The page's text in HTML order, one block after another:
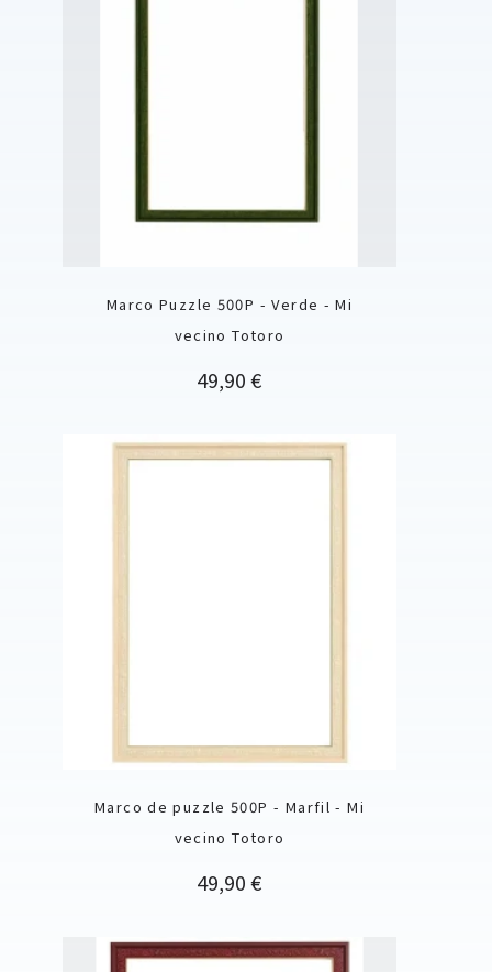
Marco Puzzle 500P - Verde - Mi
vecino Totoro
Precio
49,90 €
Marco de puzzle 500P - Marfil - Mi
vecino Totoro
Precio
49,90 €